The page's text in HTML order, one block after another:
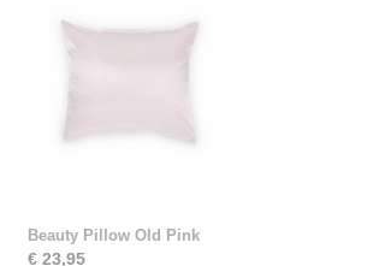
Beauty Pillow Old Pink
€ 23,95